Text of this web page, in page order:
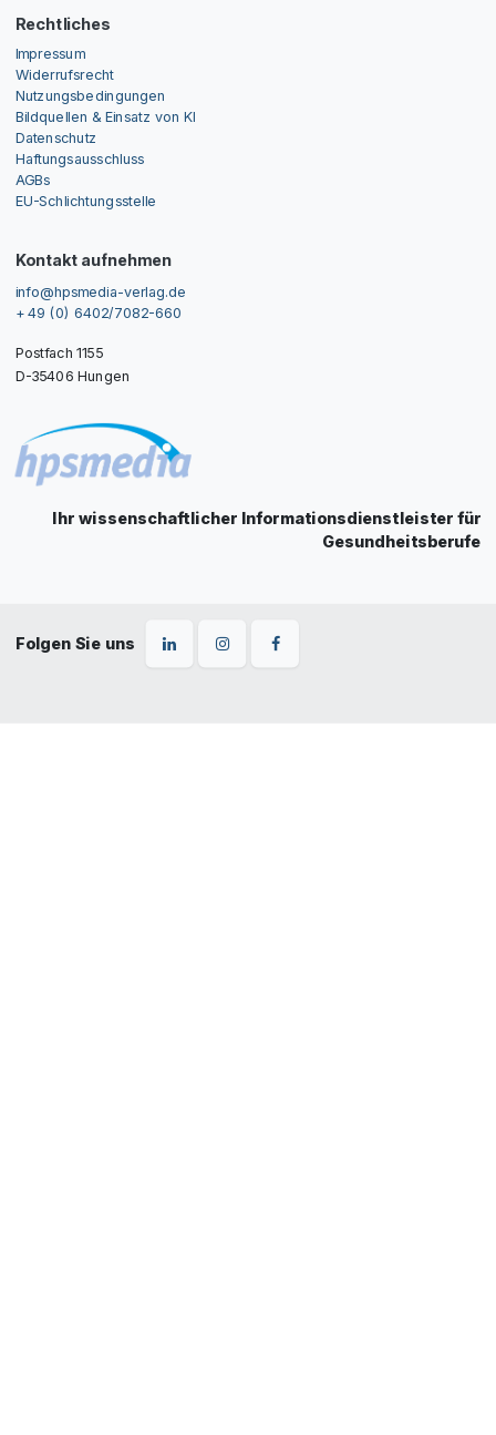
Rechtliches
Impressum
Widerrufsrecht
Nutzungsbedingungen
Bildquellen & Einsatz von KI
Datenschutz
Haftungsausschluss
AGBs
EU-Schlichtungsstelle
Kontakt aufnehmen
info@hpsmedia-verlag.de
+ 49 (0) 6402/7082-660
Postfach 1155
D-35406 Hungen
Ihr wissenschaftlicher Informationsdienstleister für
Gesundheitsberufe
Folgen Sie uns